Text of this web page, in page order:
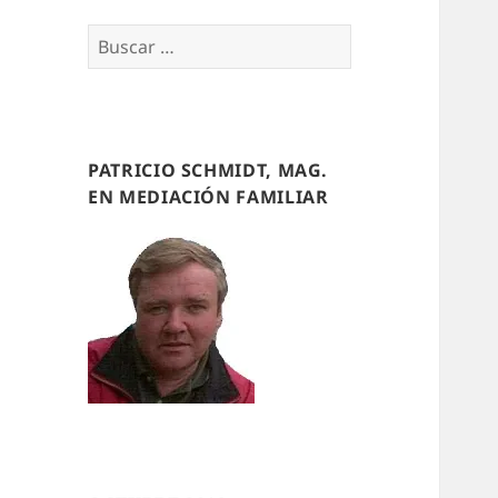
Buscar
por:
PATRICIO SCHMIDT, MAG.
EN MEDIACIÓN FAMILIAR